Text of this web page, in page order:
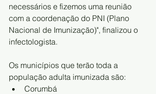
necessários e fizemos uma reunião
com a coordenação do PNI (Plano
Nacional de Imunização)", finalizou o
infectologista.
Os municípios que terão toda a
população adulta imunizada são:
Corumbá